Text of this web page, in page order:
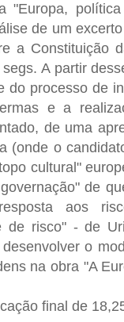
"Europa,
de um
a Constituição
A partir
do processo de
e a
de uma
(onde o
cultural"
de
aos
de risco" - de
o
na obra "A
final de